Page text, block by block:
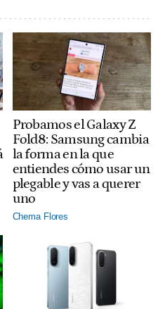
Probamos el Galaxy Z
Fold8: Samsung cambia
la forma en la que
entiendes cómo usar un
plegable y vas a querer
uno
Chema Flores